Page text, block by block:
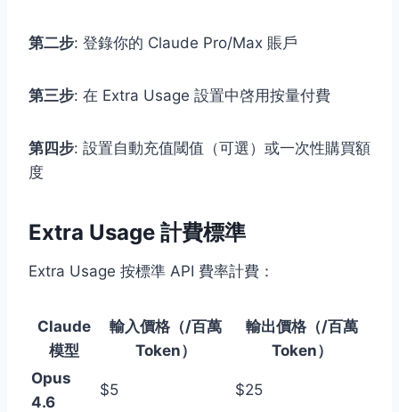
第二步: 登錄你的 Claude Pro/Max 賬戶
第三步: 在 Extra Usage 設置中啓用按量付費
第四步: 設置自動充值閾值（可選）或一次性購買額
度
Extra Usage 計費標準
Extra Usage 按標準 API 費率計費：
Claude
模型
輸入價格（/百萬
Token）
輸出價格（/百萬
Token）
Opus
4.6
$5 $25